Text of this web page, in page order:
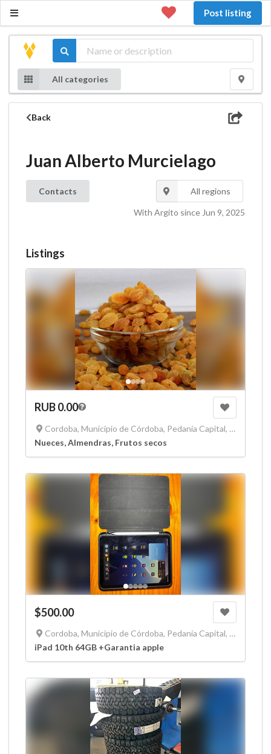
Post listing
All categories
Back
Juan Alberto Murcielago
Contacts All regions
With Argito since Jun 9, 2025
Listings
RUB 0.00
Cordoba, Municipio de Córdoba, Pedanía Capital, Departamento Capital, Córdoba, X5000, Argentina
Nueces, Almendras, Frutos secos
$500.00
Cordoba, Municipio de Córdoba, Pedanía Capital, Departamento Capital, Córdoba, X5000, Argentina
iPad 10th 64GB +Garantia apple